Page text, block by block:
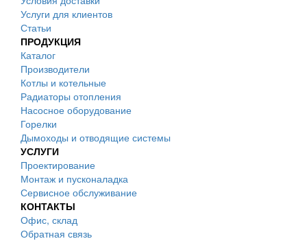
Услуги для клиентов
Статьи
ПРОДУКЦИЯ
Каталог
Производители
Котлы и котельные
Радиаторы отопления
Насосное оборудование
Горелки
Дымоходы и отводящие системы
УСЛУГИ
Проектирование
Монтаж и пусконаладка
Сервисное обслуживание
КОНТАКТЫ
Офис, склад
Обратная связь